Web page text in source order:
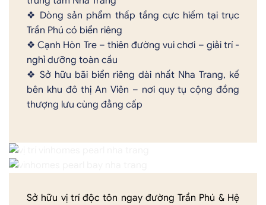
❖ Dòng sản phẩm thấp tầng cực hiếm tại trục
Trần Phú có biển riêng
❖ Cạnh Hòn Tre – thiên đường vui chơi – giải trí -
nghỉ dưỡng toàn cầu
❖ Sở hữu bãi biển riêng dài nhất Nha Trang, kế
bên khu đô thị An Viên – nơi quy tụ cộng đồng
thượng lưu cùng đẳng cấp
Sở hữu vị trí độc tôn ngay đường Trần Phú & Hệ